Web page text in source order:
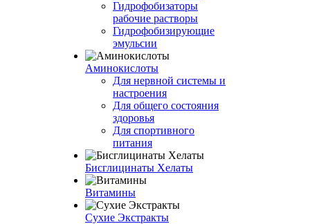
Гидрофобизаторы
рабочие растворы
Гидрофобизирующие
эмульсии
Аминокислоты
Для нервной системы и
настроения
Для общего состояния
здоровья
Для спортивного
питания
Бисглицинаты Хелаты
Витамины
Сухие Экстракты